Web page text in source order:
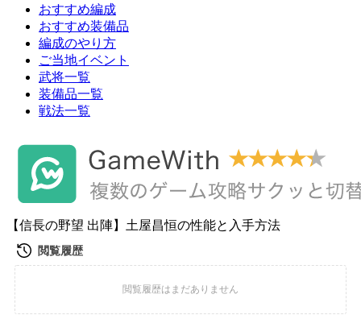
おすすめ編成
おすすめ装備品
編成のやり方
ご当地イベント
武将一覧
装備品一覧
戦法一覧
【信長の野望 出陣】土屋昌恒の性能と入手方法